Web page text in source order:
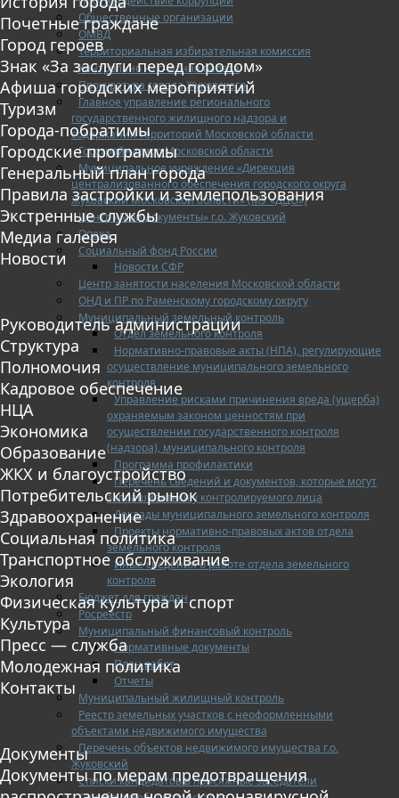
Общественные организации
ОМВД
Территориальная избирательная комиссия
Контрольно — счетная палата
Прокуратура города Жуковского
Главное управление регионального
государственного жилищного надзора и
содержания территорий Московской области
Госстройнадзор Московской области
Муниципальное учреждение «Дирекция
централизованного обеспечения городского округа
Жуковский Московской области» (МУ «ДЦО»)
Центр «Мои документы» г.о. Жуковский
Опека
Социальный фонд России
Новости СФР
Центр занятости населения Московской области
ОНД и ПР по Раменскому городскому округу
Муниципальный земельный контроль
Отдел земельного контроля
Нормативно-правовые акты (НПА), регулирующие
осуществление муниципального земельного
контроля
Управление рисками причинения вреда (ущерба)
охраняемым законом ценностям при
осуществлении государственного контроля
(надзора), муниципального контроля
Программа профилактики
Перечень сведений и документов, которые могут
запрашиваться у контролируемого лица
Доклады муниципального земельного контроля
Проекты нормативно-правовых актов отдела
земельного контроля
Иные сведения о работе отдела земельного
контроля
Бюджет для граждан
Росреестр
Муниципальный финансовый контроль
Нормативные документы
План работ
Отчеты
Муниципальный жилищный контроль
Реестр земельных участков с неоформленными
объектами недвижимого имущества
Перечень объектов недвижимого имущества г.о.
Жуковский
Списки кандидатов в присяжные заседатели
Почетные граждане
Город героев
Знак «За заслуги перед городом»
Афиша городских мероприятий
Туризм
Города-побратимы
Городские программы
Генеральный план города
Правила застройки и землепользования
Экстренные службы
Медиа галерея
Новости
Руководитель администрации
Структура
Полномочия
Кадровое обеспечение
НЦА
Экономика
Образование
ЖКХ и благоустройство
Потребительский рынок
Здравоохранение
Социальная политика
Транспортное обслуживание
Экология
Физическая культура и спорт
Культура
Пресс — служба
Молодежная политика
Контакты
Документы
Документы по мерам предотвращения